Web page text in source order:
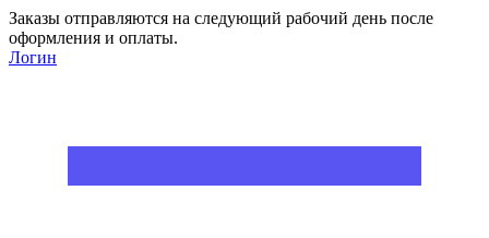
Заказы отправляются на следующий рабочий день после
оформления и оплаты.
Логин